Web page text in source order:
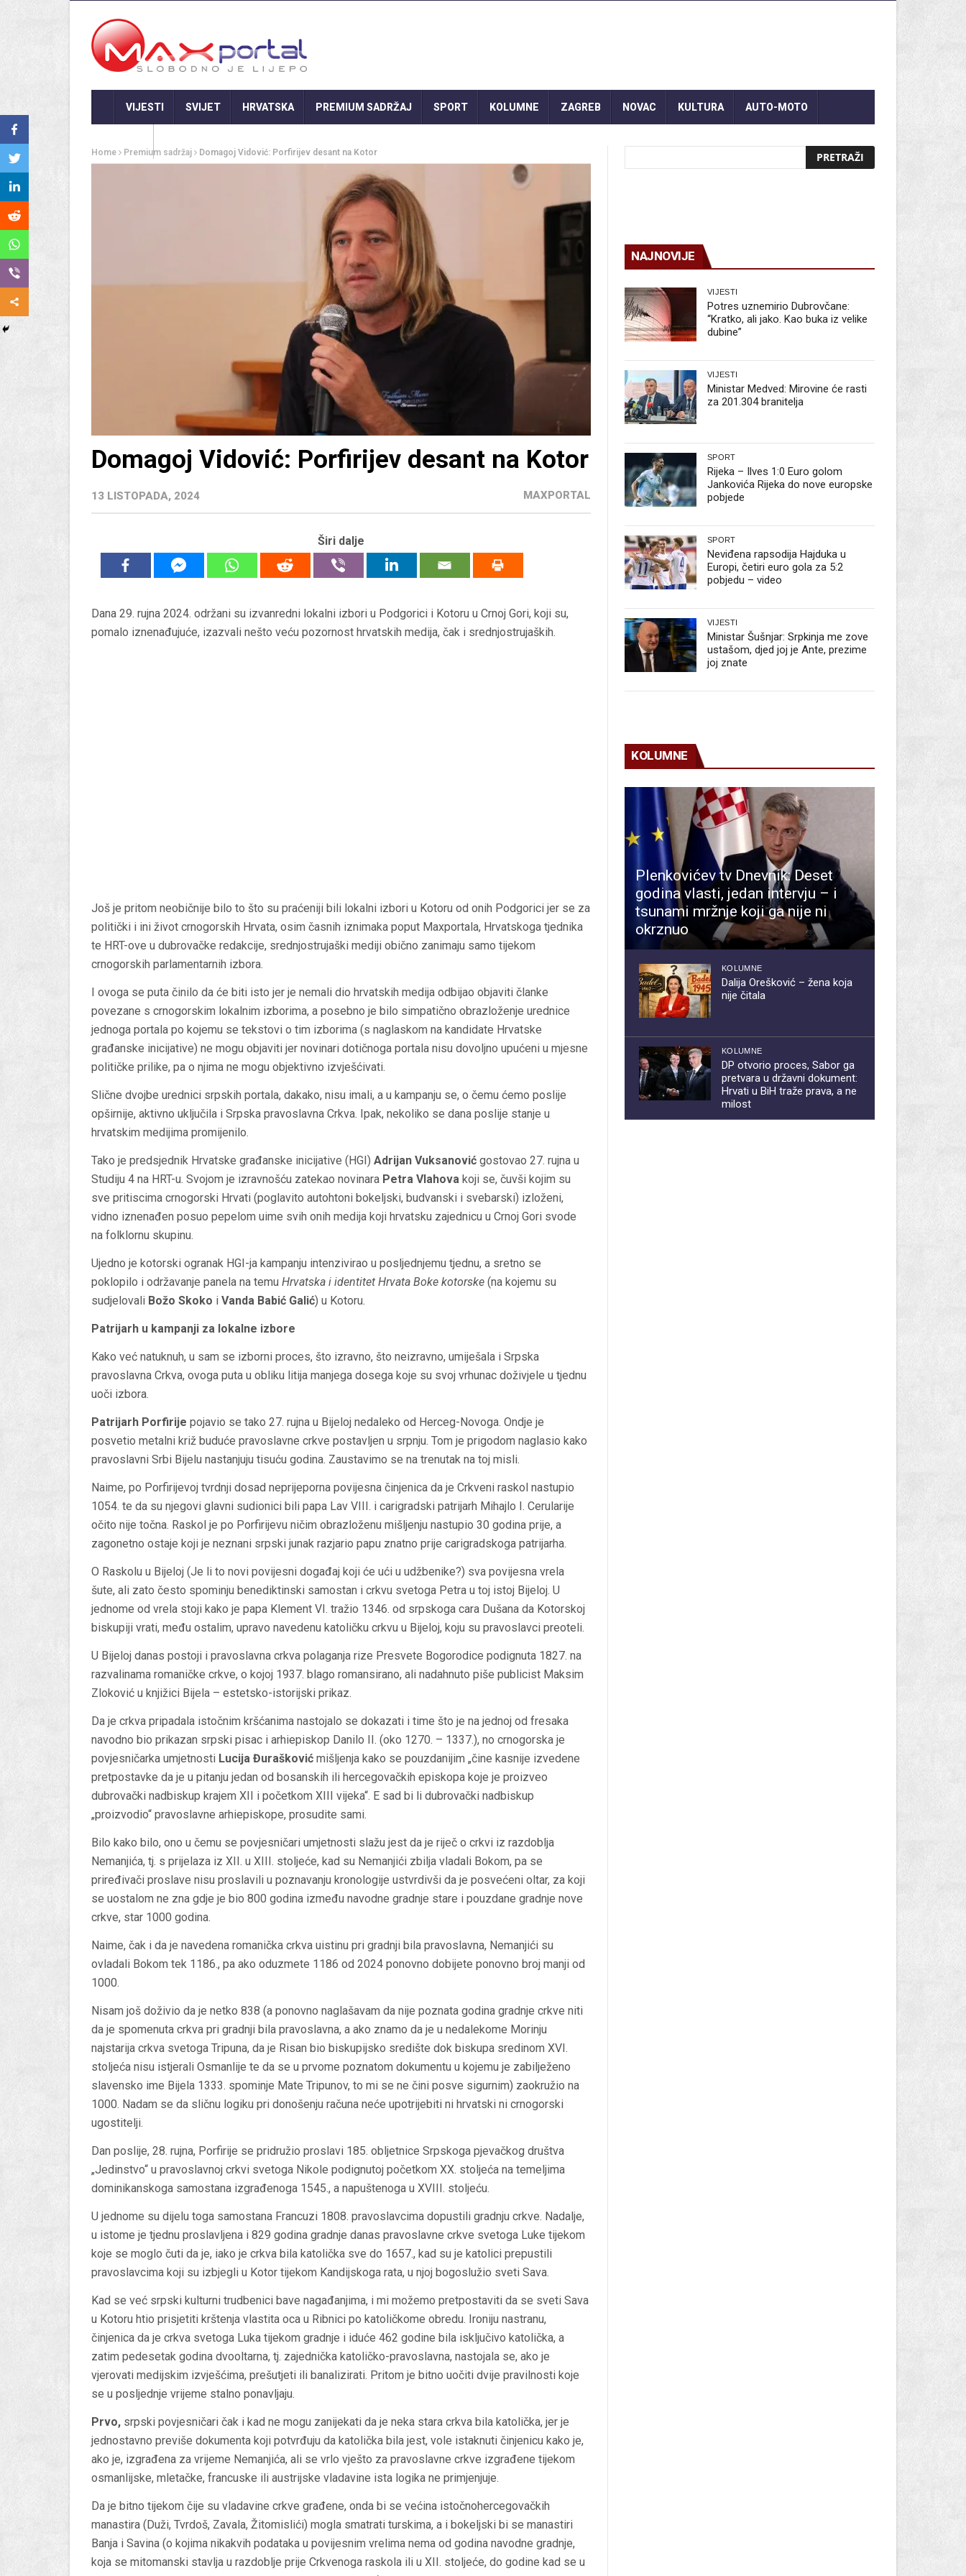
VIJESTI SVIJET HRVATSKA PREMIUM SADRŽAJ SPORT KOLUMNE ZAGREB NOVAC KULTURA AUTO-MOTO
Home Premium sadržaj Domagoj Vidović: Porfirijev desant na Kotor
Domagoj Vidović: Porfirijev desant na Kotor
13 LISTOPADA, 2024 MAXPORTAL
Širi dalje
Dana 29. rujna 2024. održani su izvanredni lokalni izbori u Podgorici i Kotoru u Crnoj Gori, koji su,
pomalo iznenađujuće, izazvali nešto veću pozornost hrvatskih medija, čak i srednjostrujaških.
Još je pritom neobičnije bilo to što su praćeniji bili lokalni izbori u Kotoru od onih Podgorici jer se za
politički i ini život crnogorskih Hrvata, osim časnih iznimaka poput Maxportala, Hrvatskoga tjednika
te HRT-ove u dubrovačke redakcije, srednjostrujaški mediji obično zanimaju samo tijekom
crnogorskih parlamentarnih izbora.
I ovoga se puta činilo da će biti isto jer je nemali dio hrvatskih medija odbijao objaviti članke
povezane s crnogorskim lokalnim izborima, a posebno je bilo simpatično obrazloženje urednice
jednoga portala po kojemu se tekstovi o tim izborima (s naglaskom na kandidate Hrvatske
građanske inicijative) ne mogu objaviti jer novinari dotičnoga portala nisu dovoljno upućeni u mjesne
političke prilike, pa o njima ne mogu objektivno izvješćivati.
Slične dvojbe urednici srpskih portala, dakako, nisu imali, a u kampanju se, o čemu ćemo poslije
opširnije, aktivno uključila i Srpska pravoslavna Crkva. Ipak, nekoliko se dana poslije stanje u
hrvatskim medijima promijenilo.
Tako je predsjednik Hrvatske građanske inicijative (HGI) Adrijan Vuksanović gostovao 27. rujna u
Studiju 4 na HRT-u. Svojom je izravnošću zatekao novinara Petra Vlahova koji se, čuvši kojim su
sve pritiscima crnogorski Hrvati (poglavito autohtoni bokeljski, budvanski i svebarski) izloženi,
vidno iznenađen posuo pepelom uime svih onih medija koji hrvatsku zajednicu u Crnoj Gori svode
na folklornu skupinu.
Ujedno je kotorski ogranak HGI-ja kampanju intenzivirao u posljednjemu tjednu, a sretno se
poklopilo i održavanje panela na temu Hrvatska i identitet Hrvata Boke kotorske (na kojemu su
sudjelovali Božo Skoko i Vanda Babić Galić) u Kotoru.
Patrijarh u kampanji za lokalne izbore
Kako već natuknuh, u sam se izborni proces, što izravno, što neizravno, umiješala i Srpska
pravoslavna Crkva, ovoga puta u obliku litija manjega dosega koje su svoj vrhunac doživjele u tjednu
uoči izbora.
Patrijarh Porfirije pojavio se tako 27. rujna u Bijeloj nedaleko od Herceg-Novoga. Ondje je
posvetio metalni križ buduće pravoslavne crkve postavljen u srpnju. Tom je prigodom naglasio kako
pravoslavni Srbi Bijelu nastanjuju tisuću godina. Zaustavimo se na trenutak na toj misli.
Naime, po Porfirijevoj tvrdnji dosad neprijeporna povijesna činjenica da je Crkveni raskol nastupio
1054. te da su njegovi glavni sudionici bili papa Lav VIII. i carigradski patrijarh Mihajlo I. Cerularije
očito nije točna. Raskol je po Porfirijevu ničim obrazloženu mišljenju nastupio 30 godina prije, a
zagonetno ostaje koji je neznani srpski junak razjario papu znatno prije carigradskoga patrijarha.
O Raskolu u Bijeloj (Je li to novi povijesni događaj koji će ući u udžbenike?) sva povijesna vrela
šute, ali zato često spominju benediktinski samostan i crkvu svetoga Petra u toj istoj Bijeloj. U
jednome od vrela stoji kako je papa Klement VI. tražio 1346. od srpskoga cara Dušana da Kotorskoj
biskupiji vrati, među ostalim, upravo navedenu katoličku crkvu u Bijeloj, koju su pravoslavci preoteli.
U Bijeloj danas postoji i pravoslavna crkva polaganja rize Presvete Bogorodice podignuta 1827. na
razvalinama romaničke crkve, o kojoj 1937. blago romansirano, ali nadahnuto piše publicist Maksim
Zloković u knjižici Bijela – estetsko-istorijski prikaz.
Da je crkva pripadala istočnim kršćanima nastojalo se dokazati i time što je na jednoj od fresaka
navodno bio prikazan srpski pisac i arhiepiskop Danilo II. (oko 1270. – 1337.), no crnogorska je
povjesničarka umjetnosti Lucija Đurašković mišljenja kako se pouzdanijim „čine kasnije izvedene
pretpostavke da je u pitanju jedan od bosanskih ili hercegovačkih episkopa koje je proizveo
dubrovački nadbiskup krajem XII i početkom XIII vijeka“. E sad bi li dubrovački nadbiskup
„proizvodio“ pravoslavne arhiepiskope, prosudite sami.
Bilo kako bilo, ono u čemu se povjesničari umjetnosti slažu jest da je riječ o crkvi iz razdoblja
Nemanjića, tj. s prijelaza iz XII. u XIII. stoljeće, kad su Nemanjići zbilja vladali Bokom, pa se
priređivači proslave nisu proslavili u poznavanju kronologije ustvrdivši da je posvećeni oltar, za koji
se uostalom ne zna gdje je bio 800 godina između navodne gradnje stare i pouzdane gradnje nove
crkve, star 1000 godina.
Naime, čak i da je navedena romanička crkva uistinu pri gradnji bila pravoslavna, Nemanjići su
ovladali Bokom tek 1186., pa ako oduzmete 1186 od 2024 ponovno dobijete ponovno broj manji od
1000.
Nisam još doživio da je netko 838 (a ponovno naglašavam da nije poznata godina gradnje crkve niti
da je spomenuta crkva pri gradnji bila pravoslavna, a ako znamo da je u nedalekome Morinju
najstarija crkva svetoga Tripuna, da je Risan bio biskupijsko središte dok biskupa sredinom XVI.
stoljeća nisu istjerali Osmanlije te da se u prvome poznatom dokumentu u kojemu je zabilježeno
slavensko ime Bijela 1333. spominje Mate Tripunov, to mi se ne čini posve sigurnim) zaokružio na
1000. Nadam se da sličnu logiku pri donošenju računa neće upotrijebiti ni hrvatski ni crnogorski
ugostitelji.
Dan poslije, 28. rujna, Porfirije se pridružio proslavi 185. obljetnice Srpskoga pjevačkog društva
„Jedinstvo“ u pravoslavnoj crkvi svetoga Nikole podignutoj početkom XX. stoljeća na temeljima
dominikanskoga samostana izgrađenoga 1545., a napuštenoga u XVIII. stoljeću.
U jednome su dijelu toga samostana Francuzi 1808. pravoslavcima dopustili gradnju crkve. Nadalje,
u istome je tjednu proslavljena i 829 godina gradnje danas pravoslavne crkve svetoga Luke tijekom
koje se moglo čuti da je, iako je crkva bila katolička sve do 1657., kad su je katolici prepustili
pravoslavcima koji su izbjegli u Kotor tijekom Kandijskoga rata, u njoj bogoslužio sveti Sava.
Kad se već srpski kulturni trudbenici bave nagađanjima, i mi možemo pretpostaviti da se sveti Sava
u Kotoru htio prisjetiti krštenja vlastita oca u Ribnici po katoličkome obredu. Ironiju nastranu,
činjenica da je crkva svetoga Luka tijekom gradnje i iduće 462 godine bila isključivo katolička, a
zatim pedesetak godina dvooltarna, tj. zajednička katoličko-pravoslavna, nastojala se, ako je
vjerovati medijskim izvješćima, prešutjeti ili banalizirati. Pritom je bitno uočiti dvije pravilnosti koje
se u posljednje vrijeme stalno ponavljaju.
Prvo, srpski povjesničari čak i kad ne mogu zanijekati da je neka stara crkva bila katolička, jer je
jednostavno previše dokumenta koji potvrđuju da katolička bila jest, vole istaknuti činjenicu kako je,
ako je, izgrađena za vrijeme Nemanjića, ali se vrlo vješto za pravoslavne crkve izgrađene tijekom
osmanlijske, mletačke, francuske ili austrijske vladavine ista logika ne primjenjuje.
Da je bitno tijekom čije su vladavine crkve građene, onda bi se većina istočnohercegovačkih
manastira (Duži, Tvrdoš, Zavala, Žitomislići) mogla smatrati turskima, a i bokeljski bi se manastiri
Banja i Savina (o kojima nikakvih podataka u povijesnim vrelima nema od godina navodne gradnje,
koja se mitomanski stavlja u razdoblje prije Crkvenoga raskola ili u XII. stoljeće, do godine kad se u
NAJNOVIJE
VIJESTI
Potres uznemirio Dubrovčane:
“Kratko, ali jako. Kao buka iz velike
dubine”
VIJESTI
Ministar Medved: Mirovine će rasti
za 201.304 branitelja
SPORT
Rijeka – Ilves 1:0 Euro golom
Jankovića Rijeka do nove europske
pobjede
SPORT
Neviđena rapsodija Hajduka u
Europi, četiri euro gola za 5:2
pobjedu – video
VIJESTI
Ministar Šušnjar: Srpkinja me zove
ustašom, djed joj je Ante, prezime
joj znate
KOLUMNE
Plenkovićev tv Dnevnik: Deset
godina vlasti, jedan intervju – i
tsunami mržnje koji ga nije ni
okrznuo
KOLUMNE
Dalija Orešković – žena koja
nije čitala
KOLUMNE
DP otvorio proces, Sabor ga
pretvara u državni dokument:
Hrvati u BiH traže prava, a ne
milost